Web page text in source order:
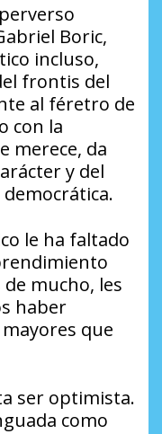
Boric,
incluso,
frontis del
al féretro de
con la
merece, da
y del
le ha faltado
mucho, les
haber
que
ser optimista.
como